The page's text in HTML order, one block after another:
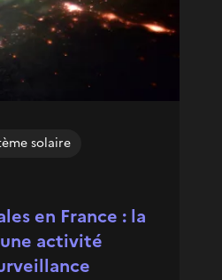
en France : la
activité
solaire